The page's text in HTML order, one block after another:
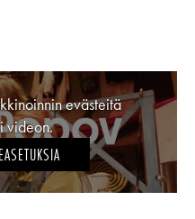
evästeitä
videon.